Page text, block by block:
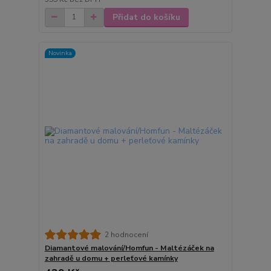
Přidat do košíku
Novinka
2 hodnocení
Diamantové malování/Homfun - Maltézáček na
zahradě u domu + perleťové kamínky